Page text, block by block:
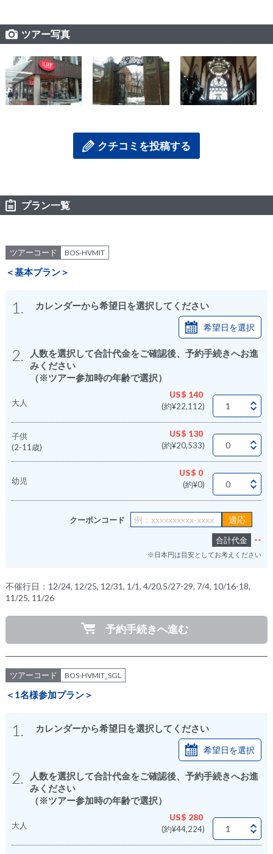
ツアー写真
クチコミを投稿する
プラン一覧
ツアーコード BOS-HVMIT
＜基本プラン＞
1. カレンダーから希望日を選択してください
希望日を選択
2.
人数を選択して合計代金をご確認後、予約手続きへお進
みください
（※ツアー参加時の年齢で選択）
大人
US$ 140
(約¥22,112)
子供
(2-11歳)
US$ 130
(約¥20,533)
幼児
US$ 0
(約¥0)
クーポンコード
合計代金 --
※日本円は目安としてお考えください
不催行日：12/24, 12/25, 12/31, 1/1, 4/20,5/27-29, 7/4, 10/16-18,
11/25, 11/26
予約手続きへ進む
ツアーコード BOS-HVMIT_SGL
＜1名様参加プラン＞
1. カレンダーから希望日を選択してください
希望日を選択
2.
人数を選択して合計代金をご確認後、予約手続きへお進
みください
（※ツアー参加時の年齢で選択）
大人
US$ 280
(約¥44,224)